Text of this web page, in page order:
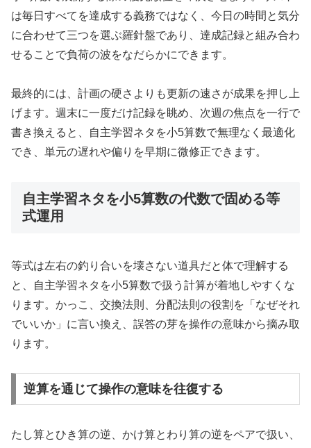
は毎日すべてを達成する義務ではなく、今日の時間と気分
に合わせて三つを選ぶ羅針盤であり、達成記録と組み合わ
せることで負荷の波をなだらかにできます。
最終的には、計画の硬さよりも更新の速さが成果を押し上
げます。週末に一度だけ記録を眺め、次週の焦点を一行で
書き換えると、自主学習ネタを小5算数で無理なく最適化
でき、単元の遅れや偏りを早期に微修正できます。
自主学習ネタを小5算数の代数で固める等
式運用
等式は左右の釣り合いを壊さない道具だと体で理解する
と、自主学習ネタを小5算数で扱う計算が着地しやすくな
ります。かっこ、交換法則、分配法則の役割を「なぜそれ
でいいか」に言い換え、誤答の芽を操作の意味から摘み取
ります。
逆算を通じて操作の意味を往復する
たし算とひき算の逆、かけ算とわり算の逆をペアで扱い、